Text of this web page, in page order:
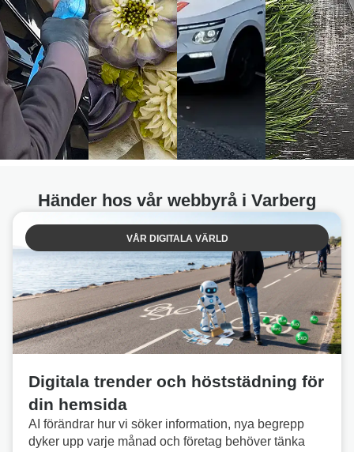
Vackra
att
titta
på
och
underbara
att
uppdraget
för de
som
ska ta
körkort
för bil
eller
moped.
om
uppdraget
producerat
en ny
och
modern
migrerat
4000
Händer hos vår webbyrå i Varberg
VÅR DIGITALA VÄRLD
Digitala trender och höststädning för
din hemsida
AI förändrar hur vi söker information, nya begrepp
dyker upp varje månad och företag behöver tänka